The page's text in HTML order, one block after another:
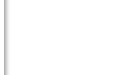
/ 2019